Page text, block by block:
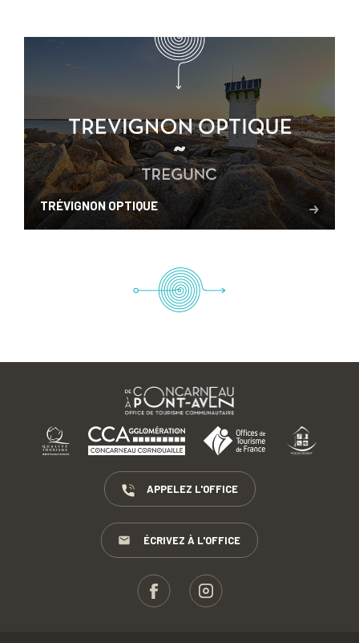
TRÉVIGNON OPTIQUE
APPELEZ L'OFFICE
ÉCRIVEZ À L'OFFICE